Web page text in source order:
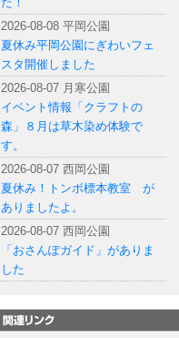
2026-08-08 平岡公園
夏休み平岡公園にぎわいフェ
スタ開催しました
2026-08-07 月寒公園
イベント情報「クラフトの
森」８月は草木染め体験で
す。
2026-08-07 西岡公園
夏休み！トンボ標本教室 が
ありましたよ。
2026-08-07 西岡公園
「おさんぽガイド」がありま
した